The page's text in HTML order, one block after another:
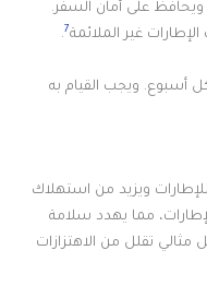
ويحافظ على أمان السفر.
غير الملائمة7
.
أسبوع. ويجب القيام به
ويزيد من استهلاك
مما يهدد سلامة
مثالي تقلل من الاهتزازات